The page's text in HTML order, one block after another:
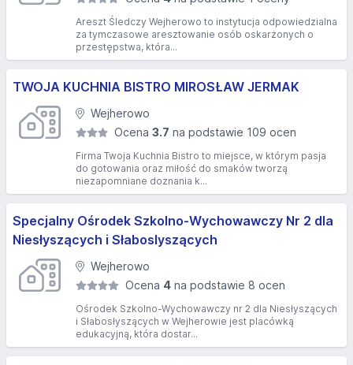
Areszt Śledczy Wejherowo to instytucja odpowiedzialna
za tymczasowe aresztowanie osób oskarżonych o
przestępstwa, która...
TWOJA KUCHNIA BISTRO MIROSŁAW JERMAK
Wejherowo
Ocena3.7 na podstawie 109 ocen
Firma Twoja Kuchnia Bistro to miejsce, w którym pasja
do gotowania oraz miłość do smaków tworzą
niezapomniane doznania k...
Specjalny Ośrodek Szkolno-Wychowawczy Nr 2 dla
Niesłyszących i Słaboslyszących
Wejherowo
Ocena 4 na podstawie 8 ocen
Ośrodek Szkolno-Wychowawczy nr 2 dla Niesłyszących
i Słabosłyszących w Wejherowie jest placówką
edukacyjną, która dostar...